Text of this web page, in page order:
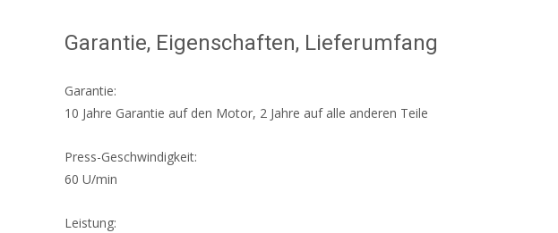
Garantie, Eigenschaften, Lieferumfang
Garantie:
10 Jahre Garantie auf den Motor, 2 Jahre auf alle anderen Teile
Press-Geschwindigkeit:
60 U/min
Leistung: